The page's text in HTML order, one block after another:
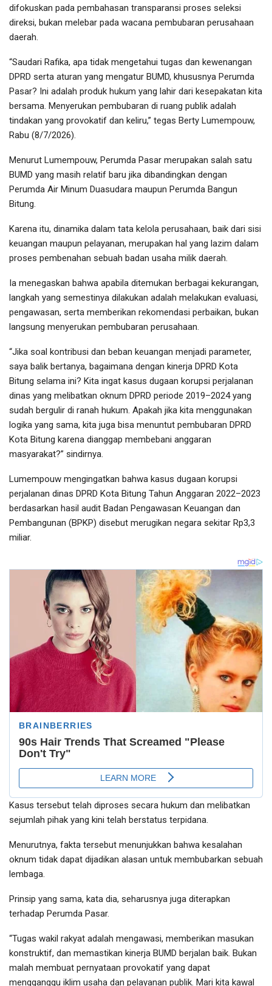
difokuskan pada pembahasan transparansi proses seleksi
direksi, bukan melebar pada wacana pembubaran perusahaan
daerah.
“Saudari Rafika, apa tidak mengetahui tugas dan kewenangan
DPRD serta aturan yang mengatur BUMD, khususnya Perumda
Pasar? Ini adalah produk hukum yang lahir dari kesepakatan kita
bersama. Menyerukan pembubaran di ruang publik adalah
tindakan yang provokatif dan keliru,” tegas Berty Lumempouw,
Rabu (8/7/2026).
Menurut Lumempouw, Perumda Pasar merupakan salah satu
BUMD yang masih relatif baru jika dibandingkan dengan
Perumda Air Minum Duasudara maupun Perumda Bangun
Bitung.
Karena itu, dinamika dalam tata kelola perusahaan, baik dari sisi
keuangan maupun pelayanan, merupakan hal yang lazim dalam
proses pembenahan sebuah badan usaha milik daerah.
Ia menegaskan bahwa apabila ditemukan berbagai kekurangan,
langkah yang semestinya dilakukan adalah melakukan evaluasi,
pengawasan, serta memberikan rekomendasi perbaikan, bukan
langsung menyerukan pembubaran perusahaan.
“Jika soal kontribusi dan beban keuangan menjadi parameter,
saya balik bertanya, bagaimana dengan kinerja DPRD Kota
Bitung selama ini? Kita ingat kasus dugaan korupsi perjalanan
dinas yang melibatkan oknum DPRD periode 2019–2024 yang
sudah bergulir di ranah hukum. Apakah jika kita menggunakan
logika yang sama, kita juga bisa menuntut pembubaran DPRD
Kota Bitung karena dianggap membebani anggaran
masyarakat?” sindirnya.
Lumempouw mengingatkan bahwa kasus dugaan korupsi
perjalanan dinas DPRD Kota Bitung Tahun Anggaran 2022–2023
berdasarkan hasil audit Badan Pengawasan Keuangan dan
Pembangunan (BPKP) disebut merugikan negara sekitar Rp3,3
miliar.
Kasus tersebut telah diproses secara hukum dan melibatkan
sejumlah pihak yang kini telah berstatus terpidana.
Menurutnya, fakta tersebut menunjukkan bahwa kesalahan
oknum tidak dapat dijadikan alasan untuk membubarkan sebuah
lembaga.
Prinsip yang sama, kata dia, seharusnya juga diterapkan
terhadap Perumda Pasar.
“Tugas wakil rakyat adalah mengawasi, memberikan masukan
konstruktif, dan memastikan kinerja BUMD berjalan baik. Bukan
malah membuat pernyataan provokatif yang dapat
mengganggu iklim usaha dan pelayanan publik. Mari kita kawal